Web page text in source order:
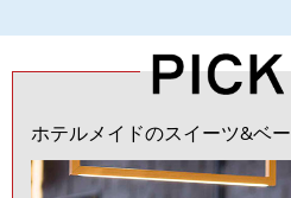
ホテルメイドのスイーツ&ベ